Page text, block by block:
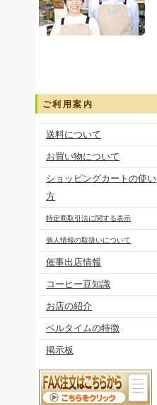
ご利用案内
送料について
お買い物について
ショッピングカートの使い
方
特定商取引法に関する表示
個人情報の取扱いについて
催事出店情報
コーヒー豆知識
お店の紹介
ベルタイムの特徴
掲示板